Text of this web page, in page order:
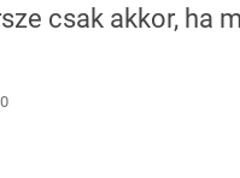
csak akkor, ha